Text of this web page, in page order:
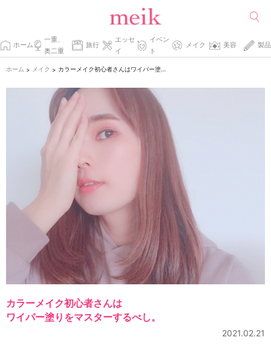
ホーム
一重、
奥二重
旅行
エッセ
イ
イベン
ト
メイク 美容 製品
ホーム > メイク > カラーメイク初心者さんはワイパー塗りをマスターするべし。
カラーメイク初心者さんは
ワイパー塗りをマスターするべし。
2021.02.21